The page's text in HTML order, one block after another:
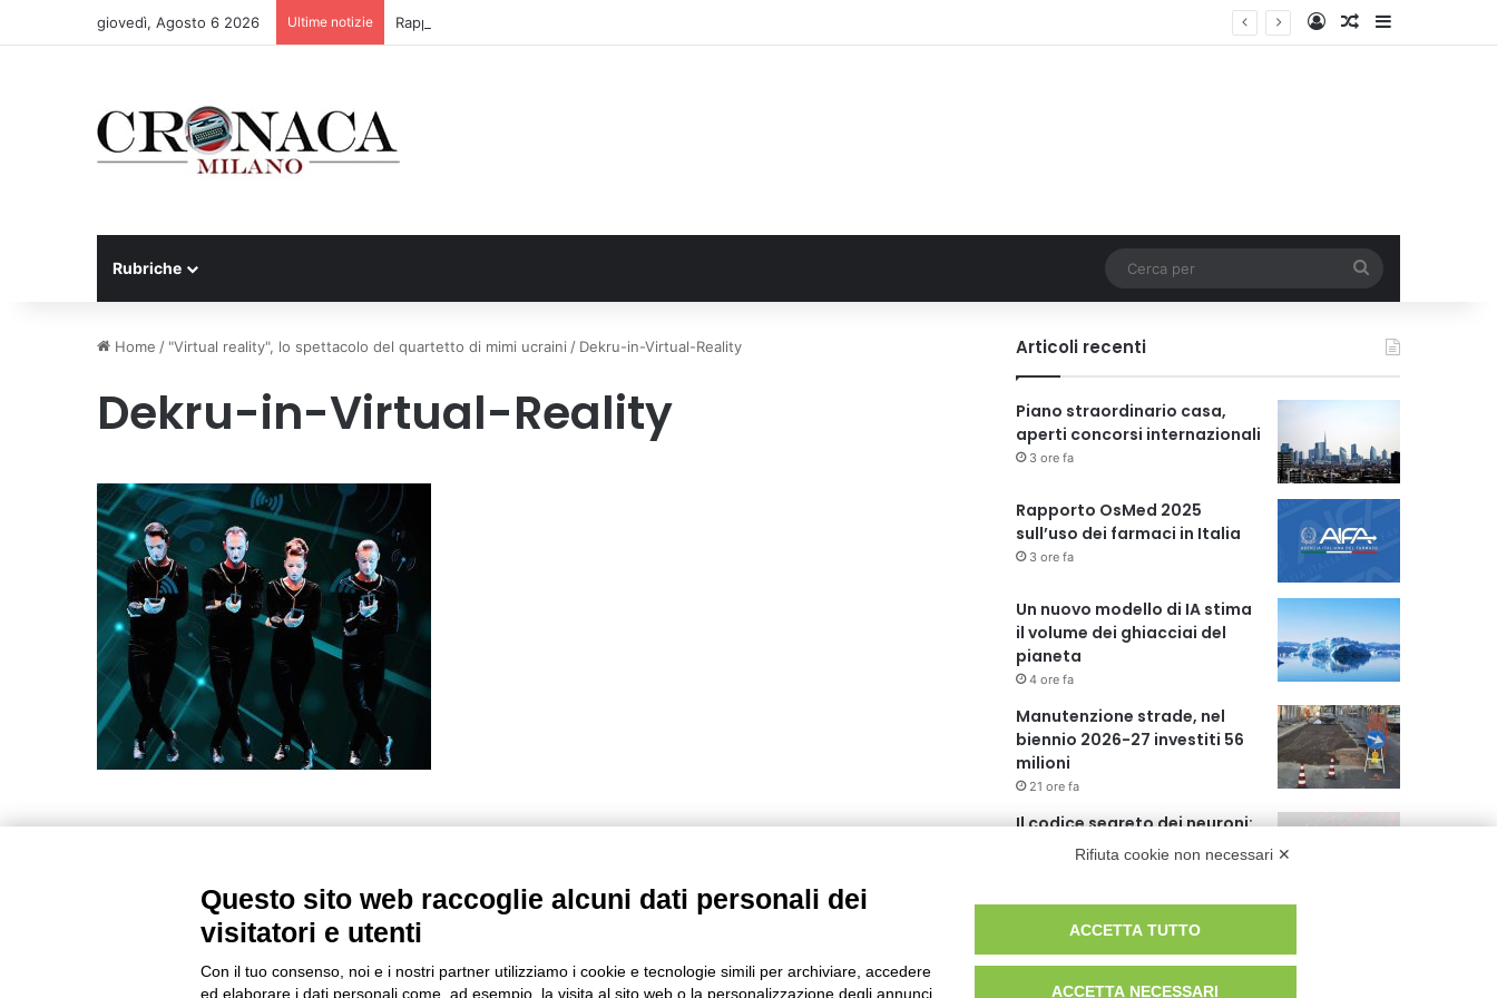
giovedì, Agosto 6 2026 Ultime notizie Rapporto OsMed 2025 sull’uso dei farmaci in Italia AccediUn articolo a
Rubriche
per
Home / "Virtual reality", lo spettacolo del quartetto di mimi ucraini / Dekru-in-Virtual-Reality
Dekru-in-Virtual-Reality
Articoli recenti
Piano straordinario casa,
aperti concorsi internazionali
3 ore fa
Rapporto OsMed 2025
sull’uso dei farmaci in Italia
3 ore fa
Un nuovo modello di IA stima
il volume dei ghiacciai del
pianeta
4 ore fa
Manutenzione strade, nel
biennio 2026-27 investiti 56
milioni
21 ore fa
Il codice segreto dei neuroni:
la memoria della nascita che
Rifiuta cookie non necessari ✕
Questo sito web raccoglie alcuni dati personali dei
visitatori e utenti
Con il tuo consenso, noi e i nostri partner utilizziamo i cookie e tecnologie simili per archiviare, accedere
ed elaborare i dati personali come, ad esempio, la visita al sito web o la personalizzazione degli annunci.
ACCETTA TUTTO
ACCETTA NECESSARI